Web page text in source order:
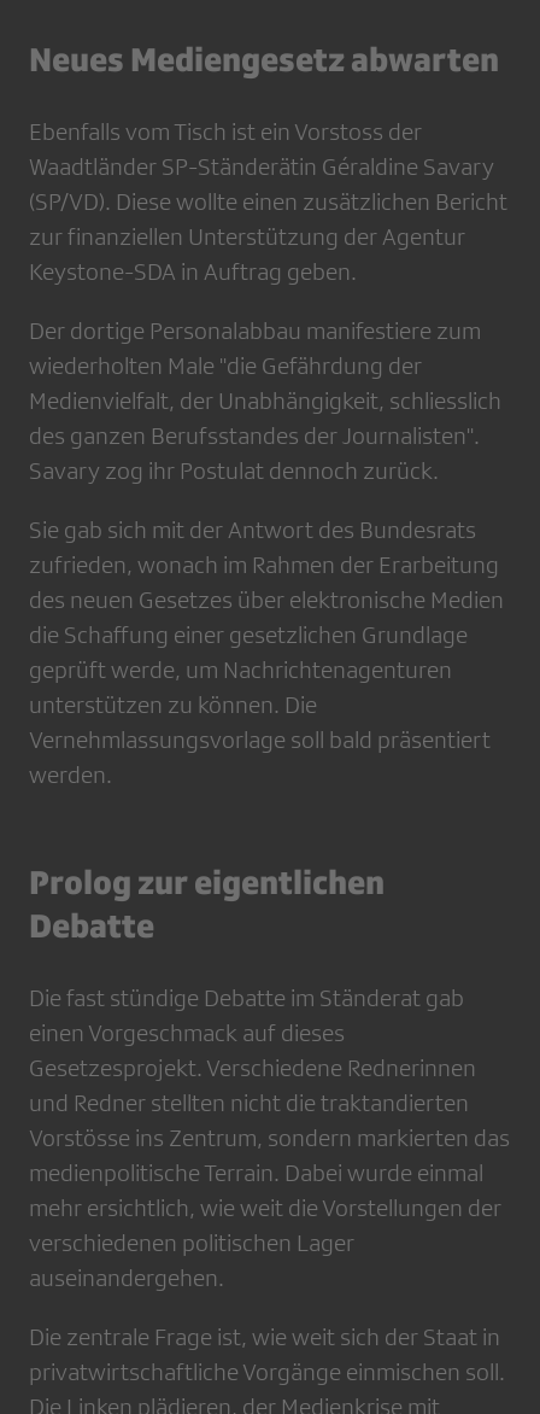
Neues Mediengesetz abwarten
Ebenfalls vom Tisch ist ein Vorstoss der
Waadtländer SP-Ständerätin Géraldine Savary
(SP/VD). Diese wollte einen zusätzlichen Bericht
zur finanziellen Unterstützung der Agentur
Keystone-SDA in Auftrag geben.
Der dortige Personalabbau manifestiere zum
wiederholten Male "die Gefährdung der
Medienvielfalt, der Unabhängigkeit, schliesslich
des ganzen Berufsstandes der Journalisten".
Savary zog ihr Postulat dennoch zurück.
Sie gab sich mit der Antwort des Bundesrats
zufrieden, wonach im Rahmen der Erarbeitung
des neuen Gesetzes über elektronische Medien
die Schaffung einer gesetzlichen Grundlage
geprüft werde, um Nachrichtenagenturen
unterstützen zu können. Die
Vernehmlassungsvorlage soll bald präsentiert
werden.
Prolog zur eigentlichen
Debatte
Die fast stündige Debatte im Ständerat gab
einen Vorgeschmack auf dieses
Gesetzesprojekt. Verschiedene Rednerinnen
und Redner stellten nicht die traktandierten
Vorstösse ins Zentrum, sondern markierten das
medienpolitische Terrain. Dabei wurde einmal
mehr ersichtlich, wie weit die Vorstellungen der
verschiedenen politischen Lager
auseinandergehen.
Die zentrale Frage ist, wie weit sich der Staat in
privatwirtschaftliche Vorgänge einmischen soll.
Die Linken plädieren, der Medienkrise mit